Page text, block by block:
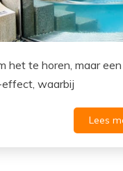
het te horen, maar
waarbij
Lees